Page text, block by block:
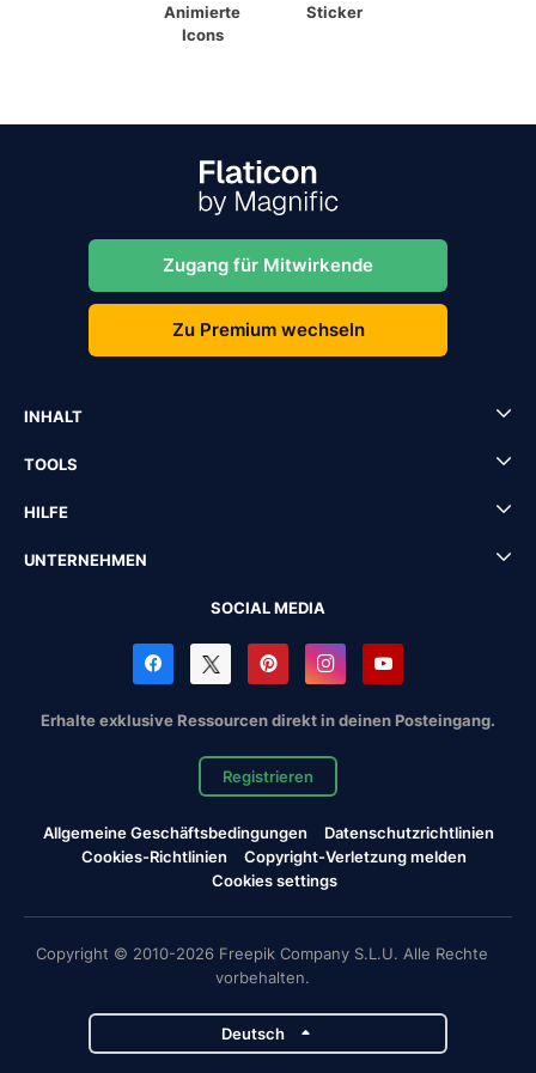
Animierte
Icons
Sticker
Zugang für Mitwirkende
Zu Premium wechseln
INHALT
TOOLS
HILFE
UNTERNEHMEN
SOCIAL MEDIA
Erhalte exklusive Ressourcen direkt in deinen Posteingang.
Registrieren
Allgemeine Geschäftsbedingungen
Datenschutzrichtlinien
Cookies-Richtlinien
Copyright-Verletzung melden
Cookies settings
Copyright © 2010-2026 Freepik Company S.L.U. Alle Rechte
vorbehalten.
Deutsch